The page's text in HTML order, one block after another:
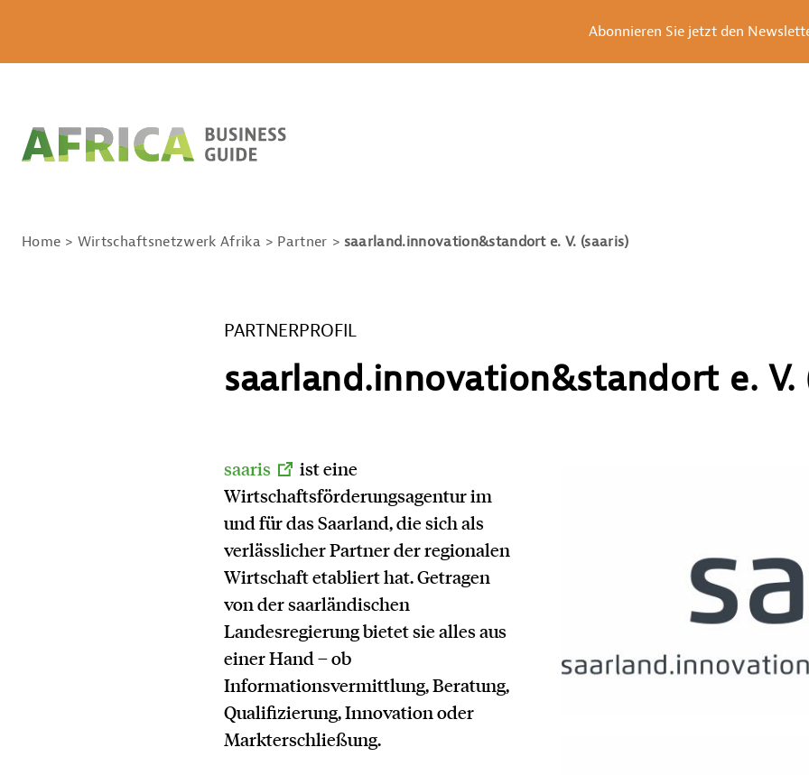
Abonnieren Sie jetzt den
Home Wirtschaftsnetzwerk Afrika Partner saarland.innovation&standort e. V. (saaris)
PARTNERPROFIL
saarland.innovation&standort e. V.
saaris
ist eine
Wirtschaftsförderungsagentur im
und für das Saarland, die sich als
verlässlicher Partner der regionalen
Wirtschaft etabliert hat. Getragen
von der saarländischen
Landesregierung bietet sie alles aus
einer Hand – ob
Informationsvermittlung, Beratung,
Qualifizierung, Innovation oder
Markterschließung.